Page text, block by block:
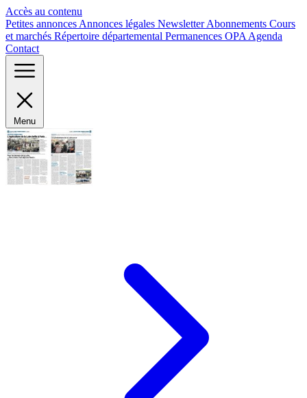
Accès au contenu
Petites annonces Annonces légales NewsletterAbonnements Cours
et marchés Répertoire départemental Permanences OPA Agenda
Contact
Menu
Panneau de gestion des cookies